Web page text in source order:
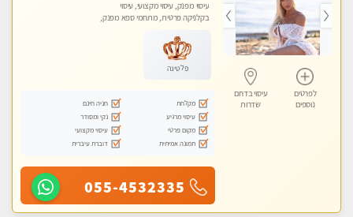
לפרטים
נוספים
עיסוי בדרום
שדרות
עיסוי מפנק, עיסוי מקצועי, עיסוי
בקלניקה פרטית, מתחמי ספא מפנק,
טנטרה
פלטינה
מקלחת
חניה חינם
עיסוי מרגיע
נקי ומסודר
מקום פרטי
עיסוי מקצועי
תמונה אמיתית
דוברת עיברית
055-4532335